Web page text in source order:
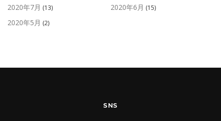
2020年7月 (13) 2020年6月 (15)
2020年5月 (2)
SNS